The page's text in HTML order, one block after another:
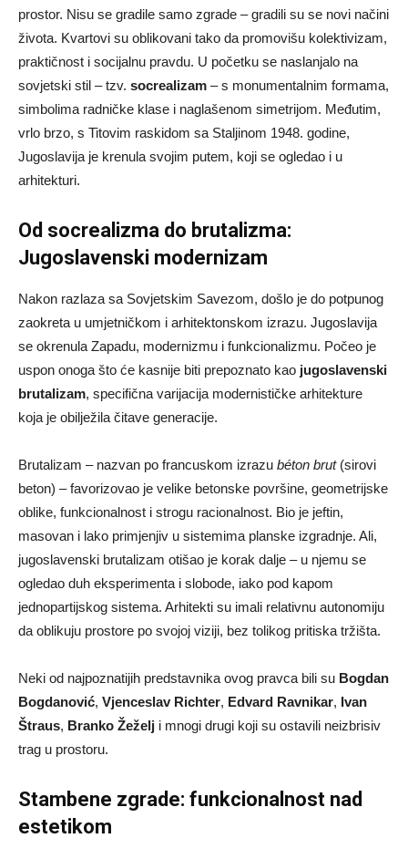
prostor. Nisu se gradile samo zgrade – gradili su se novi načini
života. Kvartovi su oblikovani tako da promovišu kolektivizam,
praktičnost i socijalnu pravdu. U početku se naslanjalo na
sovjetski stil – tzv. socrealizam – s monumentalnim formama,
simbolima radničke klase i naglašenom simetrijom. Međutim,
vrlo brzo, s Titovim raskidom sa Staljinom 1948. godine,
Jugoslavija je krenula svojim putem, koji se ogledao i u
arhitekturi.
Od socrealizma do brutalizma:
Jugoslavenski modernizam
Nakon razlaza sa Sovjetskim Savezom, došlo je do potpunog
zaokreta u umjetničkom i arhitektonskom izrazu. Jugoslavija
se okrenula Zapadu, modernizmu i funkcionalizmu. Počeo je
uspon onoga što će kasnije biti prepoznato kao jugoslavenski
brutalizam, specifična varijacija modernističke arhitekture
koja je obilježila čitave generacije.
Brutalizam – nazvan po francuskom izrazu béton brut(sirovi
beton) – favorizovao je velike betonske površine, geometrijske
oblike, funkcionalnost i strogu racionalnost. Bio je jeftin,
masovan i lako primjenjiv u sistemima planske izgradnje. Ali,
jugoslavenski brutalizam otišao je korak dalje – u njemu se
ogledao duh eksperimenta i slobode, iako pod kapom
jednopartijskog sistema. Arhitekti su imali relativnu autonomiju
da oblikuju prostore po svojoj viziji, bez tolikog pritiska tržišta.
Neki od najpoznatijih predstavnika ovog pravca bili su Bogdan
Bogdanović, Vjenceslav Richter, Edvard Ravnikar, Ivan
Štraus, Branko Žeželj i mnogi drugi koji su ostavili neizbrisiv
trag u prostoru.
Stambene zgrade: funkcionalnost nad
estetikom